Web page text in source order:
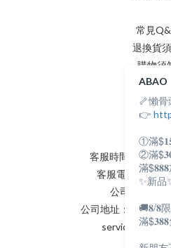
常見
退換貨
購物須
隱私權政
會員條
聯絡
客服時間：
客服電話：(02)
公司統編：
公司地址：新北市
ABAO
🦴懶
👉
①滿
②滿
滿
✨新品
🚚𝟖/𝟖
滿